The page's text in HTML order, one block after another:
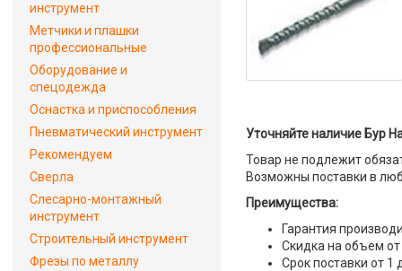
Уточняйте наличие Бур
Товар не подлежит
Возможны поставки в
Преимущества:
Гарантия
Скидка на объем от
Срок поставки от 1
инструмент
Метчики и плашки
профессиональные
Оборудование и
спецодежда
Оснастка и приспособления
Пневматический инструмент
Рекомендуем
Сверла
Слесарно-монтажный
инструмент
Строительный инструмент
Фрезы по металлу